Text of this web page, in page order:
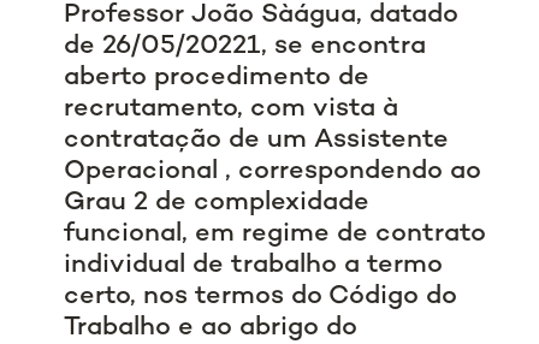
Professor João Sàágua, datado
de 26/05/20221, se encontra
aberto procedimento de
recrutamento, com vista à
contratação de um Assistente
Operacional , correspondendo ao
Grau 2 de complexidade
funcional, em regime de contrato
individual de trabalho a termo
certo, nos termos do Código do
Trabalho e ao abrigo do